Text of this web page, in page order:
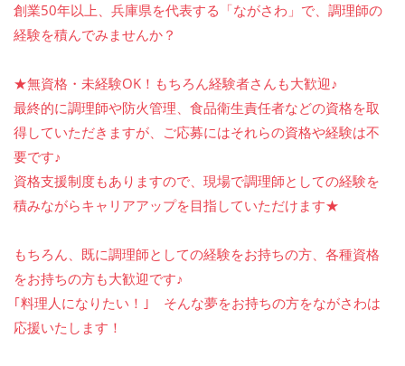
創業50年以上、兵庫県を代表する「ながさわ」で、調理師の
経験を積んでみませんか？
★無資格・未経験OK！もちろん経験者さんも大歓迎♪
最終的に調理師や防火管理、食品衛生責任者などの資格を取
得していただきますが、ご応募にはそれらの資格や経験は不
要です♪
資格支援制度もありますので、現場で調理師としての経験を
積みながらキャリアアップを目指していただけます★
もちろん、既に調理師としての経験をお持ちの方、各種資格
をお持ちの方も大歓迎です♪
｢料理人になりたい！｣ そんな夢をお持ちの方をながさわは
応援いたします！